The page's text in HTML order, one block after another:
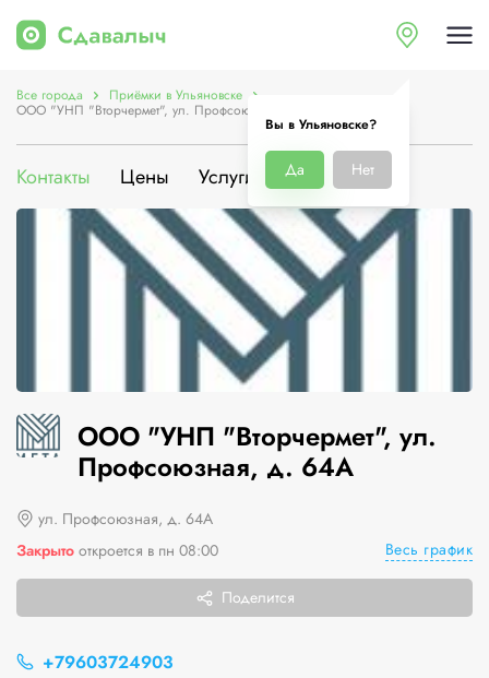
Вы в Ульяновске?
Да Нет
Все города Приёмки в Ульяновске
ООО "УНП "Вторчермет", ул. Профсоюзная, д. 64А
Контакты Цены Услуги О компании
ООО "УНП "Вторчермет", ул.
Профсоюзная, д. 64А
ул. Профсоюзная, д. 64А
Закрыто откроется в пн 08:00 Весь график
Поделится
+79603724903